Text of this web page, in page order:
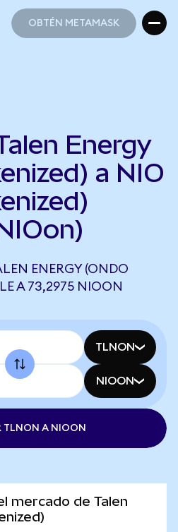
OBTÉN METAMASK
Energy
a NIO
ENERGY (ONDO
A 73,2975 NIOON
TLNON
NIOON
TLNON A NIOON
mercado de Talen